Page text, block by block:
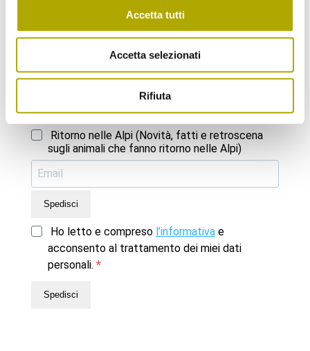
Accetta tutti
Accetta selezionati
Rifiuta
Se desideri, ti mandiamo una volta al mese una nostra newsletter.
Scegli la Newsletter a cui vorresti iscriverti:
Novità dal Museo di Scienze (Aggiornamenti
sugli eventi e il programma mensile)
Ritorno nelle Alpi (Novità, fatti e retroscena
sugli animali che fanno ritorno nelle Alpi)
Spedisci
Ho letto e compreso l’informativa e
acconsento al trattamento dei miei dati
personali.
Spedisci